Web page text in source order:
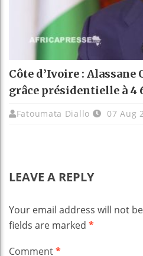
Côte d’Ivoire : Alassane
grâce présidentielle à 4
Fatoumata Diallo 07 Aug
LEAVE A REPLY
Your email address will not
fields are marked *
Comment*